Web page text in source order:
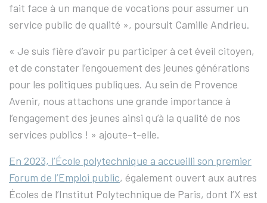
fait face à un manque de vocations pour assumer un
service public de qualité », poursuit Camille Andrieu.
« Je suis fière d’avoir pu participer à cet éveil citoyen,
et de constater l’engouement des jeunes générations
pour les politiques publiques. Au sein de Provence
Avenir, nous attachons une grande importance à
l’engagement des jeunes ainsi qu’à la qualité de nos
services publics ! » ajoute-t-elle.
En 2023, l’École polytechnique a accueilli son premier
Forum de l’Emploi public, également ouvert aux autres
Écoles de l’Institut Polytechnique de Paris, dont l’X est